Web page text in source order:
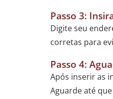
Passo 3:
Digite seu
corretas para
Passo 4:
Após inserir as
Aguarde até